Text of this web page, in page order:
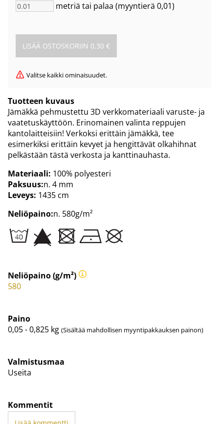
metriä tai palaa (myyntierä 0,01)
Valitse kaikki ominaisuudet.
Tuotteen kuvaus
Jämäkkä pehmustettu 3D verkkomateriaali varuste- ja
vaatetuskäyttöön. Erinomainen valinta reppujen
kantolaitteisiin! Verkoksi erittäin jämäkkä, tee
esimerkiksi erittäin kevyet ja hengittävät olkahihnat
pelkästään tästä verkosta ja kanttinauhasta.
Materiaali: 100% polyesteri
Paksuus:n. 4 mm
Leveys: 1435 cm
Neliöpaino:n. 580g/m²
Neliöpaino (g/m²)
580
Paino
0,05 - 0,825 kg (Sisältää mahdollisen myyntipakkauksen painon)
Valmistusmaa
Useita
Kommentit